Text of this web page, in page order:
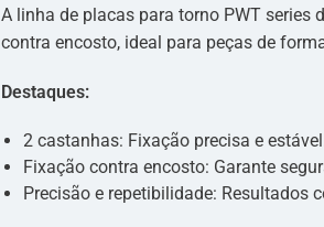
A linha de placas para torno PWT
contra encosto, ideal para peças de
Destaques:
2 castanhas: Fixação precisa e
Fixação contra encosto: Garante
Precisão e repetibilidade: Resultados